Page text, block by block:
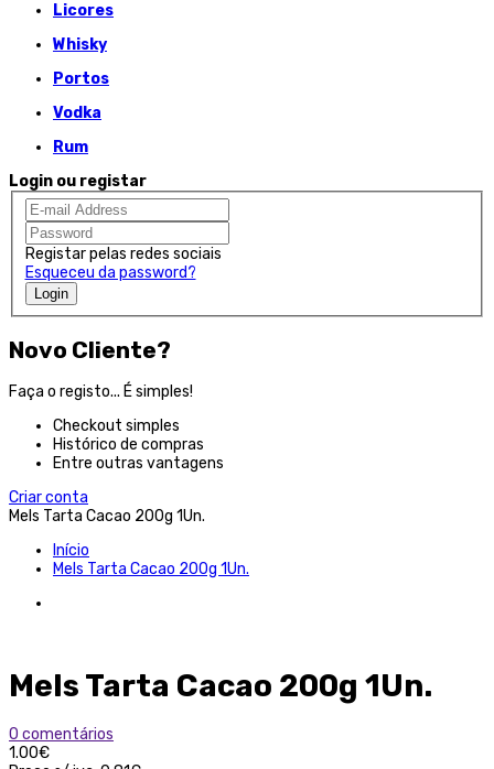
Licores
Whisky
Portos
Vodka
Rum
Login ou registar
Registar pelas redes sociais
Esqueceu da password?
Login
Novo Cliente?
Faça o registo... É simples!
Checkout simples
Histórico de compras
Entre outras vantagens
Criar conta
Mels Tarta Cacao 200g 1Un.
Início
Mels Tarta Cacao 200g 1Un.
Mels Tarta Cacao 200g 1Un.
0 comentários
1.00€